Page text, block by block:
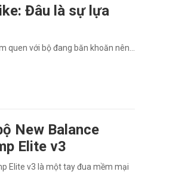
Đâu là sự lựa
quen với bộ đang băn khoăn nên…
New Balance
Elite v3
Elite v3 là một tay đua mềm mại